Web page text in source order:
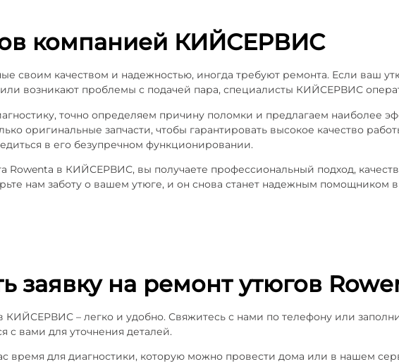
компанией КИЙСЕРВИС
своим качеством и надежностью, иногда требуют ремонта. Если ваш
или возникают проблемы с подачей пара, специалисты КИЙСЕРВИС
точно определяем причину поломки и предлагаем наиболее
оригинальные запчасти, чтобы гарантировать высокое качество
в его безупречном функционировании.
Rowenta в КИЙСЕРВИС, вы получаете профессиональный подход,
нам заботу о вашем утюге, и он снова станет надежным помощником
заявку на ремонт утюгов
КИЙСЕРВИС – легко и удобно. Свяжитесь с нами по телефону или
с вами для уточнения деталей.
время для диагностики, которую можно провести дома или в нашем